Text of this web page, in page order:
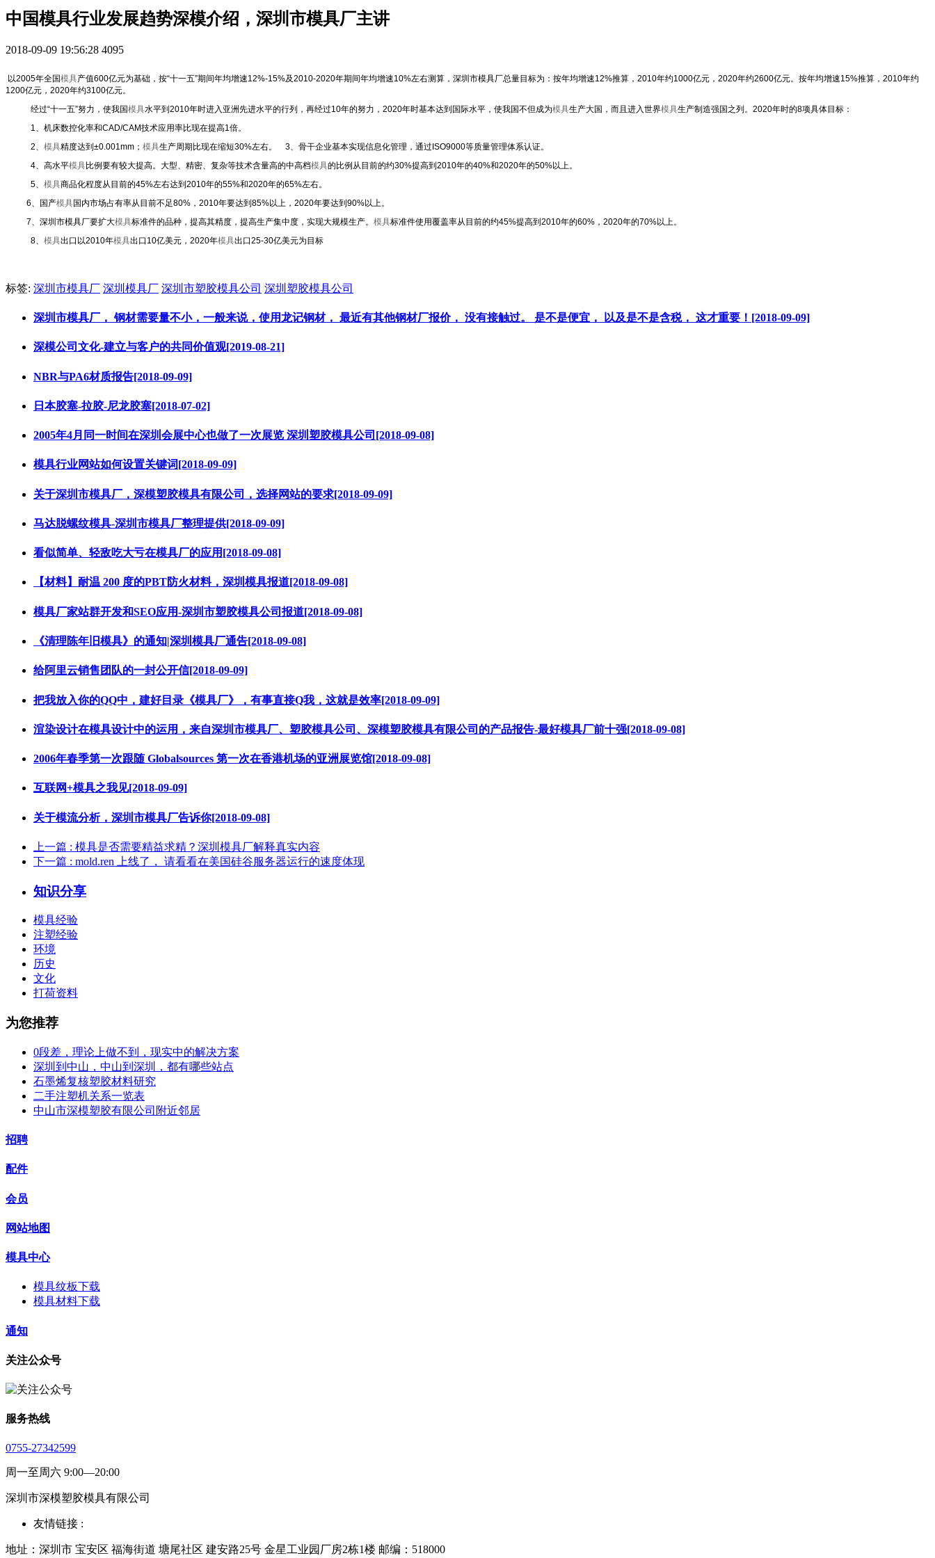
中国模具行业发展趋势深模介绍，深圳市模具厂主讲
2018-09-09 19:56:28 4095
以2005年全国模具产值600亿元为基础，按“十一五”期间年均增速12%-15%及2010-2020年期间年均增速10%左右测算，深圳市模具厂总量目标为：按年均增速12%推算，2010年约1000亿元，2020年约2600亿元。按年均增速15%推算，2010年约
1200亿元，2020年约3100亿元。
经过“十一五”努力，使我国模具水平到2010年时进入亚洲先进水平的行列，再经过10年的努力，2020年时基本达到国际水平，使我国不但成为模具生产大国，而且进入世界模具生产制造强国之列。2020年时的8项具体目标：
1、机床数控化率和CAD/CAM技术应用率比现在提高1倍。
2、 模具精度达到±0.001mm； 模具生产周期比现在缩短30%左右。 3、骨干企业基本实现信息化管理，通过ISO9000等质量管理体系认证。
4、高水平模具比例要有较大提高。大型、精密、复杂等技术含量高的中高档模具的比例从目前的约30%提高到2010年的40%和2020年的50%以上。
5、 模具商品化程度从目前的45%左右达到2010年的55%和2020年的65%左右。
6、国产模具国内市场占有率从目前不足80%，2010年要达到85%以上，2020年要达到90%以上。
7、深圳市模具厂要扩大模具标准件的品种，提高其精度，提高生产集中度，实现大规模生产。 模具标准件使用覆盖率从目前的约45%提高到2010年的60%，2020年的70%以上。
8、 模具出口以2010年模具出口10亿美元，2020年模具出口25-30亿美元为目标
标签: 深圳市模具厂 深圳模具厂 深圳市塑胶模具公司 深圳塑胶模具公司
深圳市模具厂， 钢材需要量不小，一般来说，使用龙记钢材， 最近有其他钢材厂报价， 没有接触过。 是不是便宜， 以及是不是含税， 这才重要！[2018-09-09]
深模公司文化-建立与客户的共同价值观[2019-08-21]
NBR与PA6材质报告[2018-09-09]
日本胶塞-拉胶-尼龙胶塞[2018-07-02]
2005年4月同一时间在深圳会展中心也做了一次展览 深圳塑胶模具公司[2018-09-08]
模具行业网站如何设置关键词[2018-09-09]
关于深圳市模具厂，深模塑胶模具有限公司，选择网站的要求[2018-09-09]
马达脱螺纹模具-深圳市模具厂整理提供[2018-09-09]
看似简单、轻敌吃大亏在模具厂的应用[2018-09-08]
【材料】耐温 200 度的PBT防火材料，深圳模具报道[2018-09-08]
模具厂家站群开发和SEO应用-深圳市塑胶模具公司报道[2018-09-08]
《清理陈年旧模具》的通知|深圳模具厂通告[2018-09-08]
给阿里云销售团队的一封公开信[2018-09-09]
把我放入你的QQ中，建好目录《模具厂》，有事直接Q我，这就是效率[2018-09-09]
渲染设计在模具设计中的运用，来自深圳市模具厂、塑胶模具公司、深模塑胶模具有限公司的产品报告-最好模具厂前十强[2018-09-08]
2006年春季第一次跟随 Globalsources 第一次在香港机场的亚洲展览馆[2018-09-08]
互联网+模具之我见[2018-09-09]
关于模流分析，深圳市模具厂告诉你[2018-09-08]
上一篇 : 模具是否需要精益求精？深圳模具厂解释真实内容
下一篇 : mold.ren 上线了， 请看看在美国硅谷服务器运行的速度体现
知识分享
模具经验
注塑经验
环境
历史
文化
打荷资料
为您推荐
0段差，理论上做不到，现实中的解决方案
深圳到中山，中山到深圳，都有哪些站点
石墨烯复核塑胶材料研究
二手注塑机关系一览表
中山市深模塑胶有限公司附近邻居
招聘
配件
会员
网站地图
模具中心
模具纹板下载
模具材料下载
通知
关注公众号
服务热线
0755-27342599
周一至周六 9:00—20:00
深圳市深模塑胶模具有限公司
友情链接 :
地址：深圳市 宝安区 福海街道 塘尾社区 建安路25号 金星工业园厂房2栋1楼 邮编：518000